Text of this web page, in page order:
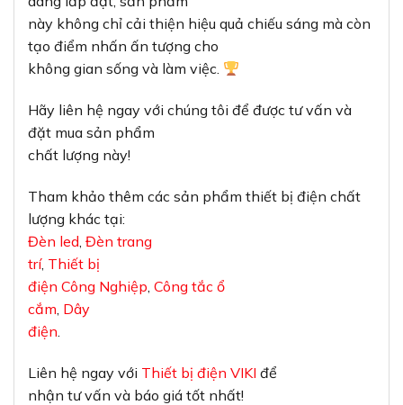
này không chỉ cải thiện hiệu quả chiếu sáng mà còn
tạo điểm nhấn ấn tượng cho
không gian sống và làm việc.
Hãy liên hệ ngay với chúng tôi để được tư vấn và
đặt mua sản phẩm
chất lượng này!
Tham khảo thêm các sản phẩm thiết bị điện chất
lượng khác tại:
Đèn led, Đèn trang
trí, Thiết bị
điện Công Nghiệp, Công tắc ổ
cắm, Dây
điện.
Liên hệ ngay với Thiết bị điện VIKI để
nhận tư vấn và báo giá tốt nhất!